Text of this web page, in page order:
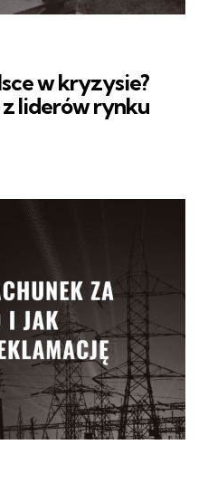
w kryzysie?
liderów rynku